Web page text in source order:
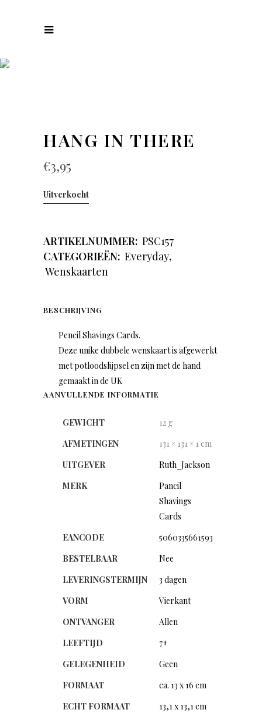
HANG IN THERE
€3,95
Uitverkocht
ARTIKELNUMMER: PSC157
CATEGORIEËN: Everyday,
Wenskaarten
BESCHRIJVING
Pencil Shavings Cards.
Deze unike dubbele wenskaart is afgewerkt
met potloodslijpsel en zijn met de hand
gemaakt in de UK
AANVULLENDE INFORMATIE
GEWICHT
12 g
AFMETINGEN
131 × 131 × 1 cm
UITGEVER
Ruth_Jackson
MERK
Pancil
Shavings
Cards
EANCODE
5060335661593
BESTELBAAR
Nee
LEVERINGSTERMIJN
3 dagen
VORM
Vierkant
ONTVANGER
Allen
LEEFTIJD
7+
GELEGENHEID
Geen
FORMAAT
ca. 13 x 16 cm
ECHT FORMAAT
13,1 x 13,1 cm